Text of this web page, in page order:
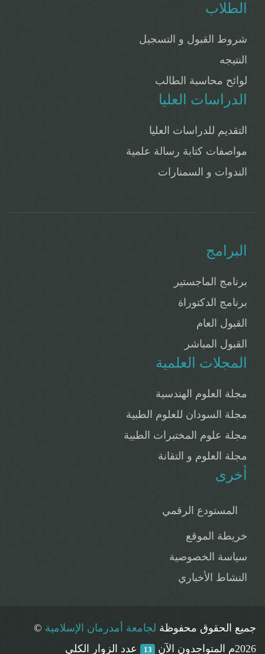
الطلاب
شروط القبول و التسجيل
النتيجه
لوائح محاسبة الطالب
الدراسات العليا
التقديم للدراسات العليا
مواصفات كتابة رسالة علمية
الندوات و السمنارات
البرامج
برنامج الماجستير
برنامج الدكتوراة
القبول العام
القبول المباشر
المجلات العلمية
مجلة العلوم الهندسية
مجلة السودان للعلوم الطبية
مجلة علوم المختبرات الطبية
مجلة العلوم و التقانة
أخرى
المستودع الرقمي
خريطة الموقع
سياسة الخصوصية
النشاط الأخباري
جميع الحقوق محفوظة لجامعة أمدرمان الإسلامية ©
2026م
المتواجدون الآن 13 عدد الزوار الكلي